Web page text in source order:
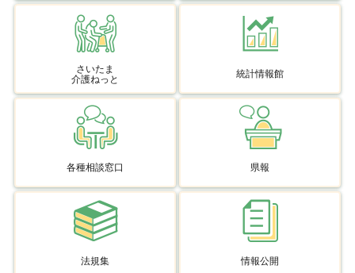
さいたま
介護ねっと
統計情報館
各種相談窓口 県報
法規集 情報公開